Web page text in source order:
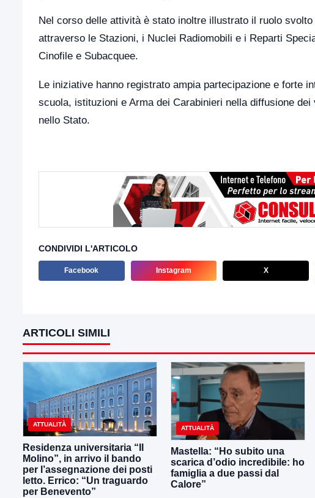
Nel corso delle attività è stato inoltre illustrato il ruolo
attraverso le Stazioni, i Nuclei Radiomobili e i Reparti
Cinofile e Subacquee.
Le iniziative hanno registrato ampia partecipazione e forte
scuola, istituzioni e Arma dei Carabinieri nella diffusione
nello Stato.
CONDIVIDI L'ARTICOLO
Facebook Instagram X
ARTICOLI SIMILI
ATTUALITÀ
Residenza universitaria “Il
Molino”, in arrivo il bando
per l’assegnazione dei posti
letto. Errico: “Un traguardo
per Benevento”
ATTUALITÀ
Mastella: “Ho subito una
scarica d’odio incredibile: ho
famiglia a due passi dal
Calore”